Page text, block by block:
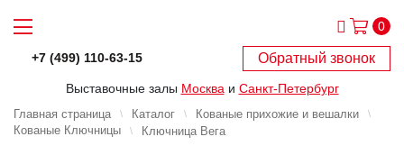
0
+7 (499) 110-63-15 Обратный звонок
Выставочные залы Москва и Санкт-Петербург
Главная страница Каталог
Кованые прихожие и вешалки
Кованые Ключницы
Ключница Вега